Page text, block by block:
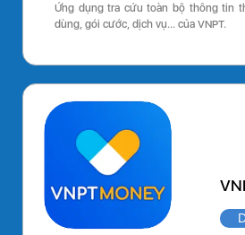
Ứng dụng tra cứu toàn bộ thông tin
dùng, gói cước, dịch vụ… của VNPT.